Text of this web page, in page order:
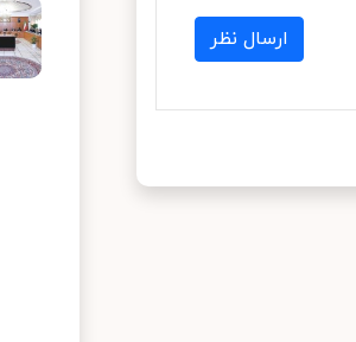
ارسال نظر